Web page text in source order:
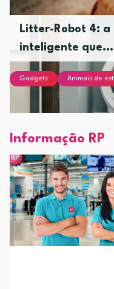
Litter-Robot 4:
inteligente que...
Gadgets Animais de
Informação RP